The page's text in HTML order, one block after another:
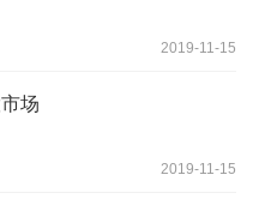
2019-11-15
场
2019-11-15